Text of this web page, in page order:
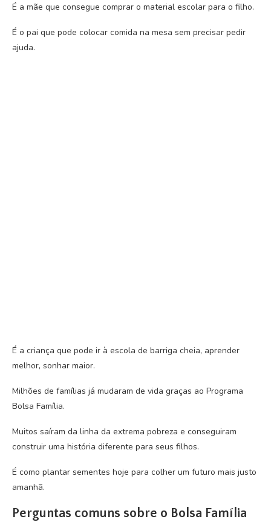
É a mãe que consegue comprar o material escolar para o filho.
É o pai que pode colocar comida na mesa sem precisar pedir
ajuda.
É a criança que pode ir à escola de barriga cheia, aprender
melhor, sonhar maior.
Milhões de famílias já mudaram de vida graças ao Programa
Bolsa Família.
Muitos saíram da linha da extrema pobreza e conseguiram
construir uma história diferente para seus filhos.
É como plantar sementes hoje para colher um futuro mais justo
amanhã.
Perguntas comuns sobre o Bolsa Família